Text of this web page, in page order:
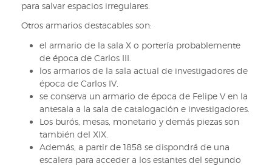
para salvar espacios irregulares.
Otros armarios destacables son:
el armario de la sala X o portería probablemente
de época de Carlos III.
los armarios de la sala actual de investigadores de
época de Carlos IV.
se conserva un armario de época de Felipe V en la
antesala a la sala de catalogación e investigadores.
Los burós, mesas, monetario y demás piezas son
también del XIX.
Además, a partir de 1858 se dispondrá de una
escalera para acceder a los estantes del segundo